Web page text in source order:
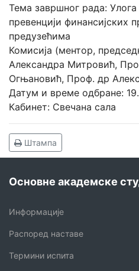
Тема завршног рада:
превенцији финансијских
предузећима
Комисија (ментор,
Александра Митровић,
Огњановић, Проф. др
Датум и време одбране:
Кабинет: Свечана сала
Штампа
Основне академске
Информације
Распоред наставе
Термини испита